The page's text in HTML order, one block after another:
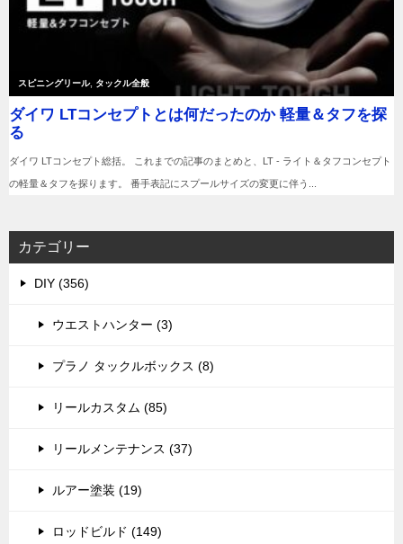
カテゴリー
DIY (356)
ウエストハンター (3)
プラノ タックルボックス (8)
リールカスタム (85)
リールメンテナンス (37)
ルアー塗装 (19)
ロッドビルド (149)